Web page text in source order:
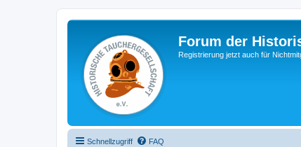
Forum der
Registrierung jetzt auch für
Schnellzugriff FAQ